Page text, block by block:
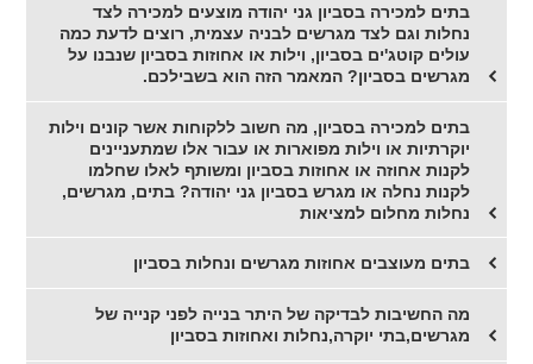
בתים למכירה בסביון גני יהודה מוצעים למכירה לצד
נחלות וגם לצד מגרשים לבניה עצמית, רוצים לדעת כמה
עולים קוטג'ים בסביון, וילות או אחוזות בסביון שנבנו על
מגרשים בסביון? המאמר הזה הוא בשבילכם.
בתים למכירה בסביון, מה חשוב ללקוחות אשר קונים וילות
יוקרתיות או וילות מפוארות או עבור אלו שמתעניינים
לקנות אחוזה או אחוזות בסביון ומשותף לאלו שחלמו
לקנות נחלה או מגרש בסביון גני יהודה? בתים, מגרשים,
נחלות מחלום למציאות
בתים מעוצבים אחוזות מגרשים ונחלות בסביון
מה החשיבות לבדיקה של היתר בנייה לפני קנייה של
מגרשים,בתי יוקרה,נחלות ואחוזות בסביון